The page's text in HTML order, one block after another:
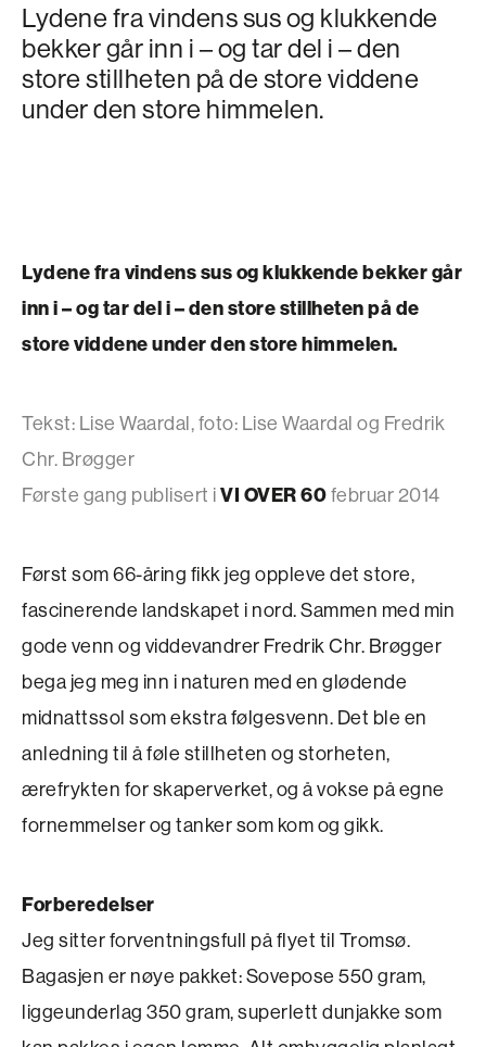
Lydene fra vindens sus og klukkende
bekker går inn i – og tar del i – den
store stillheten på de store viddene
under den store himmelen.
Lydene fra vindens sus og klukkende bekker går
inn i – og tar del i – den store stillheten på de
store viddene under den store himmelen.
Tekst: Lise Waardal, foto: Lise Waardal og Fredrik
Chr. Brøgger
Første gang publisert iVI OVER 60februar 2014
Først som 66-åring fikk jeg oppleve det store,
fascinerende landskapet i nord. Sammen med min
gode venn og viddevandrer Fredrik Chr. Brøgger
bega jeg meg inn i naturen med en glødende
midnattssol som ekstra følgesvenn. Det ble en
anledning til å føle stillheten og stor­heten,
ærefrykten for skaperverket, og å vokse på egne
fornemmelser og tanker som kom og gikk.
Forberedelser
Jeg sitter forventningsfull på flyet til Tromsø.
Bagasjen er nøye pakket: Sovepose 550 gram,
ligge­underlag 350 gram, superlett dunjakke som